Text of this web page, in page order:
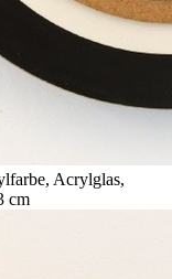
Acrylglas,
cm